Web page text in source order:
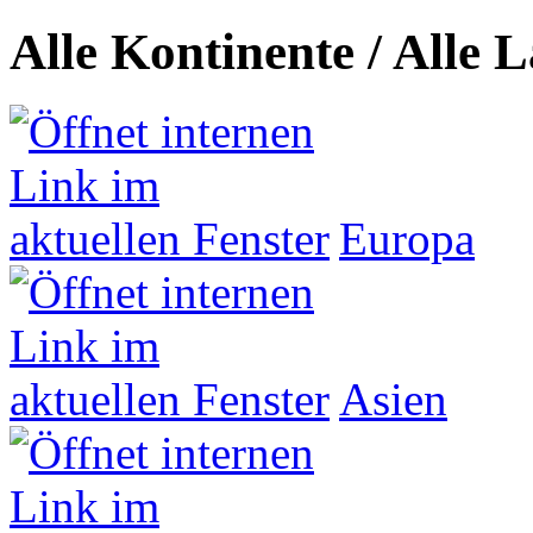
Alle Kontinente / Alle
Europa
Asien